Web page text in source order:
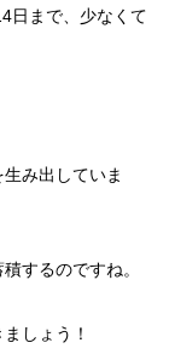
日まで、少なくて
み出していま
するのですね。
しょう！